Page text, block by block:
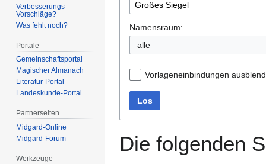
Namensraum:
alle
Vorlageneinbindungen
Los
Die folgenden
Verbesserungs-
Vorschläge?
Was fehlt noch?
Portale
Gemeinschafts­portal
Magischer Almanach
Literatur-Portal
Landeskunde-Portal
Partnerseiten
Midgard-Online
Midgard-Forum
Werkzeuge